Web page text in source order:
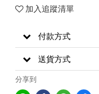
加入追蹤清單
付款方式
送貨方式
分享到